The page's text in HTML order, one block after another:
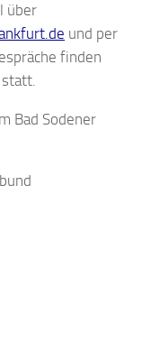
über
und per
finden
Bad Sodener